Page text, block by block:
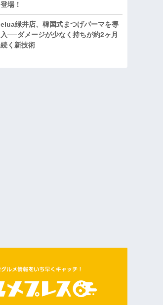
登場！
elua緑井店、韓国式まつげパーマを導
入──ダメージが少なく持ちが約2ヶ月
続く新技術